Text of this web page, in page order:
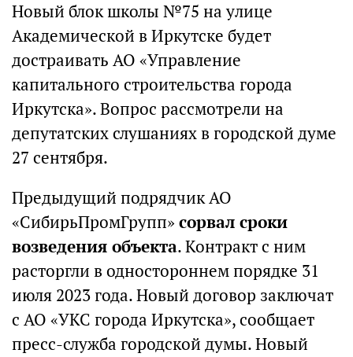
Новый блок школы №75 на улице
Академической в Иркутске будет
достраивать АО «Управление
капитального строительства города
Иркутска». Вопрос рассмотрели на
депутатских слушаниях в городской думе
27 сентября.
Предыдущий подрядчик АО
«СибирьПромГрупп»сорвал сроки
возведения объекта. Контракт с ним
расторгли в одностороннем порядке 31
июля 2023 года. Новый договор заключат
с АО «УКС города Иркутска», сообщает
пресс-служба городской думы. Новый